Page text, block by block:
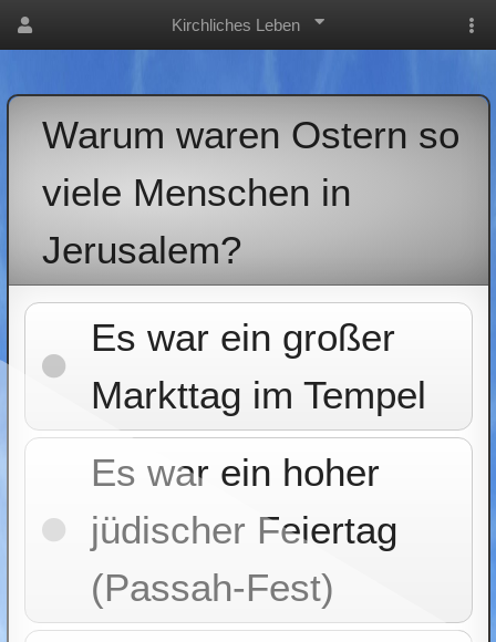
Kirchliches Leben
Warum waren Ostern so
viele Menschen in
Jerusalem?
Es war ein großer
Markttag im Tempel
Es war ein hoher
jüdischer Feiertag
(Passah-Fest)